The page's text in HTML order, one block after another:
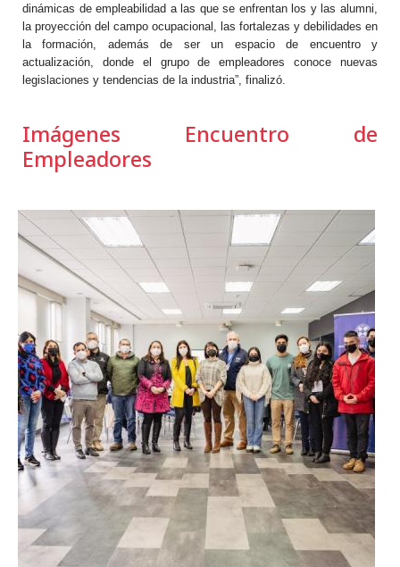
dinámicas de empleabilidad a las que se enfrentan los y las alumni,
la proyección del campo ocupacional, las fortalezas y debilidades en
la formación, además de ser un espacio de encuentro y
actualización, donde el grupo de empleadores conoce nuevas
legislaciones y tendencias de la industria”, finalizó.
Imágenes Encuentro de
Empleadores